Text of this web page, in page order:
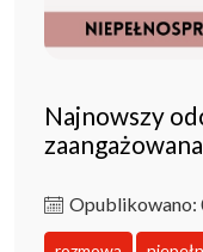
Najnowszy
Opublikowano: